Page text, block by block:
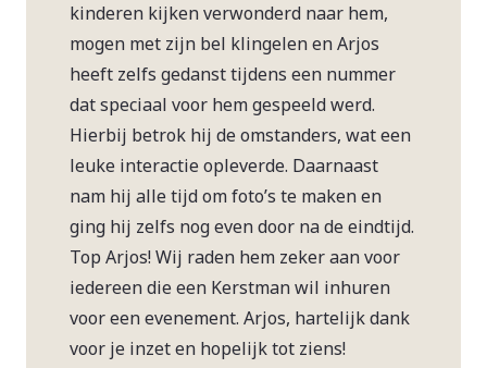
kinderen kijken verwonderd naar hem,
mogen met zijn bel klingelen en Arjos
heeft zelfs gedanst tijdens een nummer
dat speciaal voor hem gespeeld werd.
Hierbij betrok hij de omstanders, wat een
leuke interactie opleverde. Daarnaast
nam hij alle tijd om foto’s te maken en
ging hij zelfs nog even door na de eindtijd.
Top Arjos! Wij raden hem zeker aan voor
iedereen die een Kerstman wil inhuren
voor een evenement. Arjos, hartelijk dank
voor je inzet en hopelijk tot ziens!